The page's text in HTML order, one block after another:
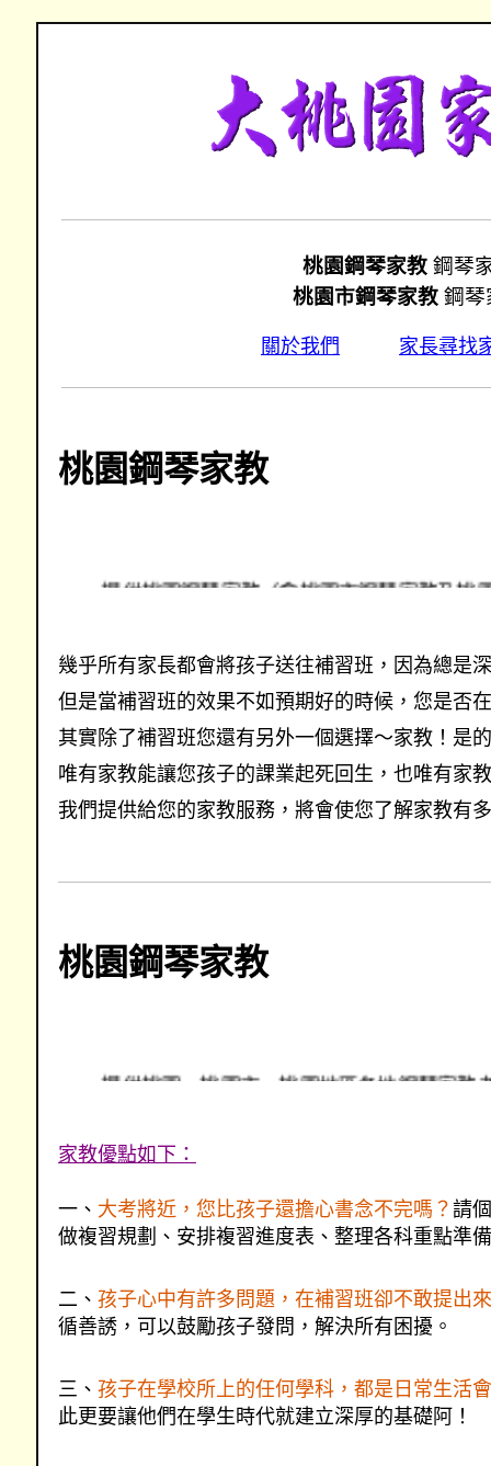
桃園鋼琴家教 鋼琴
桃園市鋼琴家教 鋼琴
關於我們 家長尋找
桃園鋼琴家教
提供桃園鋼琴家教〈含桃園市鋼琴家教及桃
幾乎所有家長都會將孩子送往補習班，因為總是
但是當補習班的效果不如預期好的時候，您是否
其實除了補習班您還有另外一個選擇～家教！是
唯有家教能讓您孩子的課業起死回生，也唯有家
我們提供給您的家教服務，將會使您了解家教有
桃園鋼琴家教
提供桃園、桃園市、桃園地區各地鋼琴家教
提供更優質的服務
找桃園鋼琴、找桃園市、找桃園地區鋼琴家
家教優點如下：
一、 大考將近，您比孩子還擔心書念不完嗎？ 請
做複習規劃、安排複習進度表、整理各科重點準
二、 孩子心中有許多問題，在補習班卻不敢提出來
循善誘，可以鼓勵孩子發問，解決所有困擾。
三、 孩子在學校所上的任何學科，都是日常生活
此更要讓他們在學生時代就建立深厚的基礎阿！